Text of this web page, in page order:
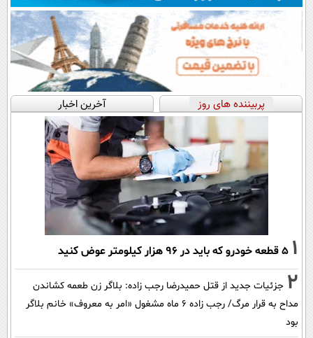
پربیننده های روز آخرین اخبار
1 ۵ قطعه خودرو که باید در ۹۶ هزار کیلومتر عوض کنید
2 جزئیات جدید از قتل حمیدرضا رجب زاده: بلاگر زن طعمه کشاندن
مداح به قرار مرگ/ رجب زاده 6 ماه مشغول «امر به معروف» خانم بلاگر
بود